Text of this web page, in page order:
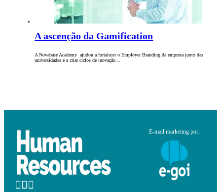
A ascenção da Gamification
A Novabase Academy ajudou a fortalecer o Employer Branding da empresa junto das
universidades e a criar ciclos de inovação…
E-mail marketing por: